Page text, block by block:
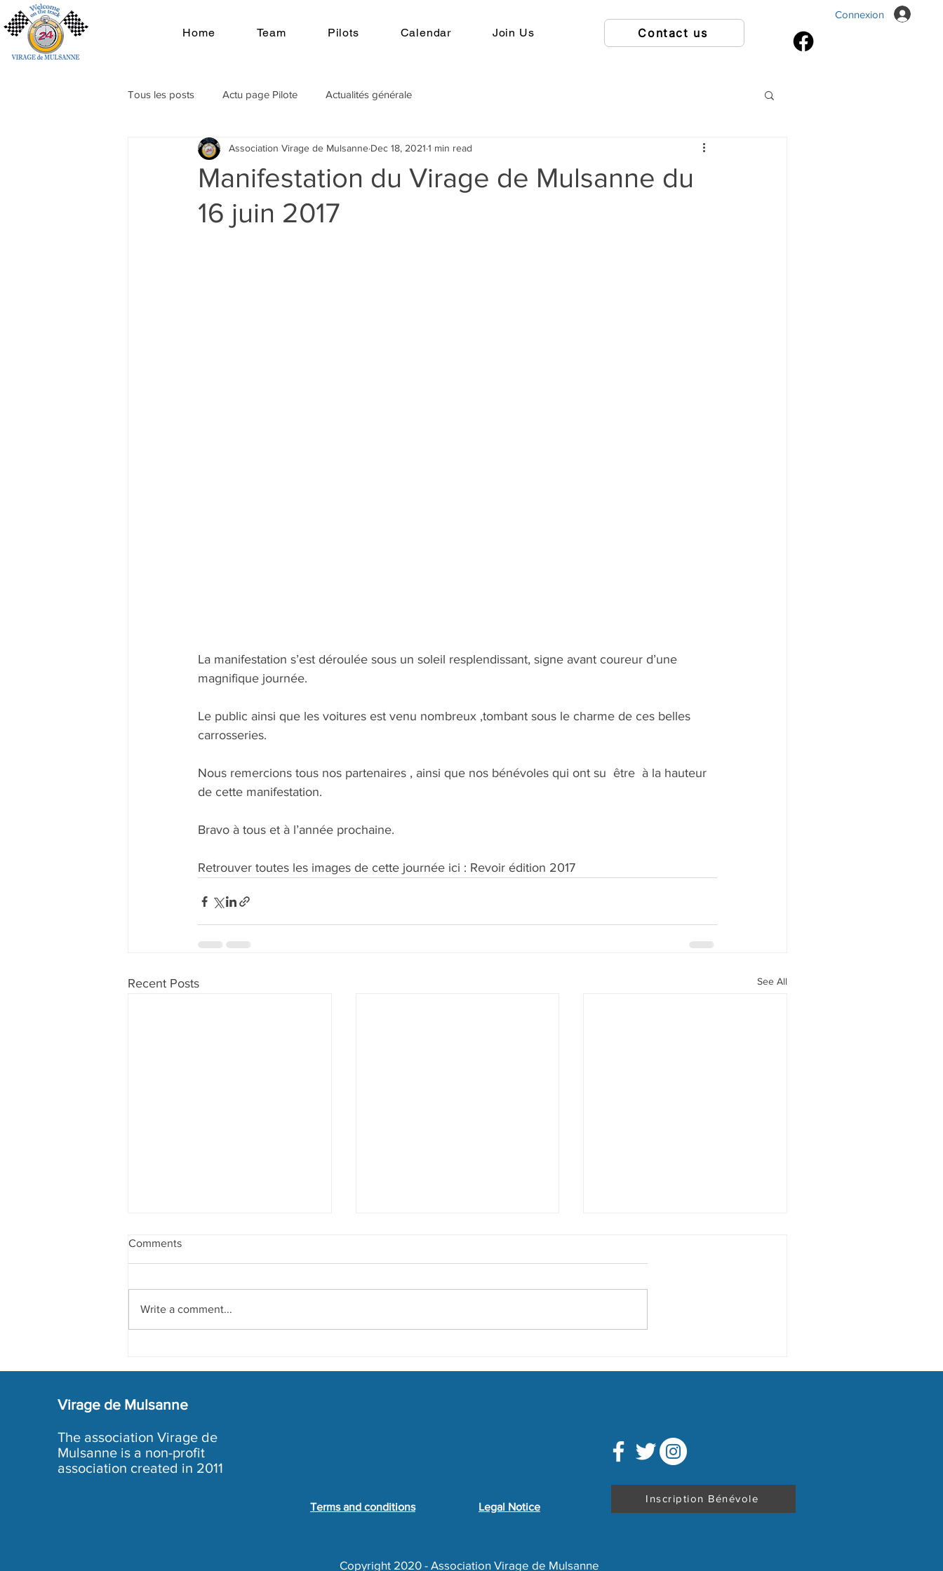
Home Team Pilots Calendar Join Us Contact us
Connexion
Tous les posts Actu page Pilote Actualités générale
Manifestation du Virage de Mulsanne du
16 juin 2017
Association Virage de Mulsanne Dec 18, 2021 1 min read
La manifestation s’est déroulée sous un soleil resplendissant, signe avant coureur d’une
magnifique journée.
Le public ainsi que les voitures est venu nombreux ,tombant sous le charme de ces belles
carrosseries.
Nous remercions tous nos partenaires , ainsi que nos bénévoles qui ont su  être  à la hauteur
de cette manifestation.
Bravo à tous et à l’année prochaine.
Retrouver toutes les images de cette journée ici : Revoir édition 2017
Recent Posts See All
Comments
Write a comment...
Virage de Mulsanne
The association Virage de
Mulsanne is a non-profit
association created in 2011
Terms and conditions Legal Notice
Inscription Bénévole
Copyright 2020 - Association Virage de Mulsanne